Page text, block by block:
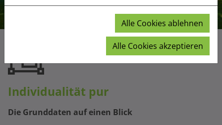
Individualität pur
Die Grunddaten auf einen Blick
Alle Cookies ablehnen
Alle Cookies akzeptieren